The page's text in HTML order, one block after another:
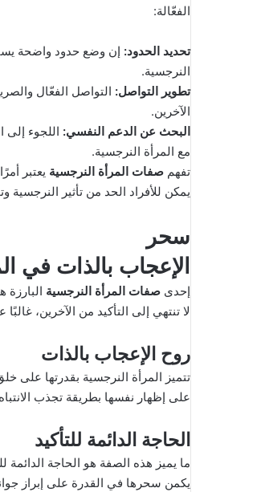
الفعّالة:
تحديد الحدود: إن وضع حدود واضحة
النرجسية.
تطوير التواصل: التواصل الفعّال
الآخرين.
البحث عن الدعم النفسي: اللجوء
مع المرأة النرجسية.
تفهم صفات المرأة النرجسية يعتبر
يمكن للأفراد الحد من تأثير
سحر
الإعجاب بالذات في
إحدى صفات المرأة النرجسية
لا تنتهي إلى التأكيد من الآخرين،
روح الإعجاب بالذات
تتميز المرأة النرجسية بقدرتها
على إظهار نفسها بطريقة تجذب
الحاجة الدائمة للتأكيد
ما يميز هذه الصفة هو الحاجة الدائمة
يكمن سحرها في القدرة على إبراز